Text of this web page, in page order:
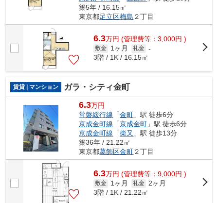
築5年 / 16.15㎡
東京都足立区梅島 ２丁目
6.3万円 (管理費等：3,000円 )
敷金 1ヶ月 礼金 -
3階 / 1K / 16.15㎡
賃貸 | マンション ガラ・シティ金町
6.3万円
常磐緩行線 「金町 」駅 徒歩6分
京成金町線 「京成金町 」駅 徒歩6分
京成金町線 「柴又 」駅 徒歩13分
築36年 / 21.22㎡
東京都葛飾区金町２丁目
6.3万円 (管理費等：9,000円 )
敷金 1ヶ月 礼金 2ヶ月
3階 / 1K / 21.22㎡